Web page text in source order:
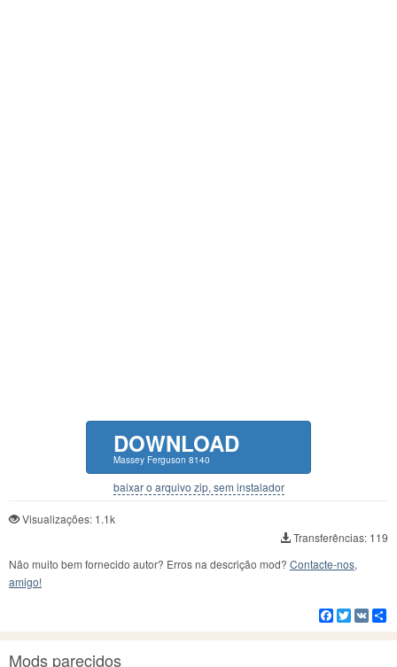
DOWNLOAD
Massey Ferguson 8140
baixar o arquivo zip, sem instalador
Visualizações: 1.1k
Transferências: 119
Não muito bem fornecido autor? Erros na descrição mod? Contacte-nos,
amigo!
Facebook
Twitter
VK
Mods parecidos